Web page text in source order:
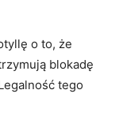
o to, że
blokadę
tego